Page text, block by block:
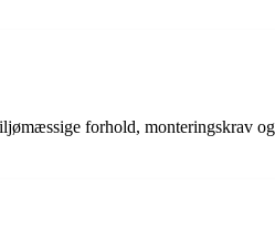
forhold, monteringskrav